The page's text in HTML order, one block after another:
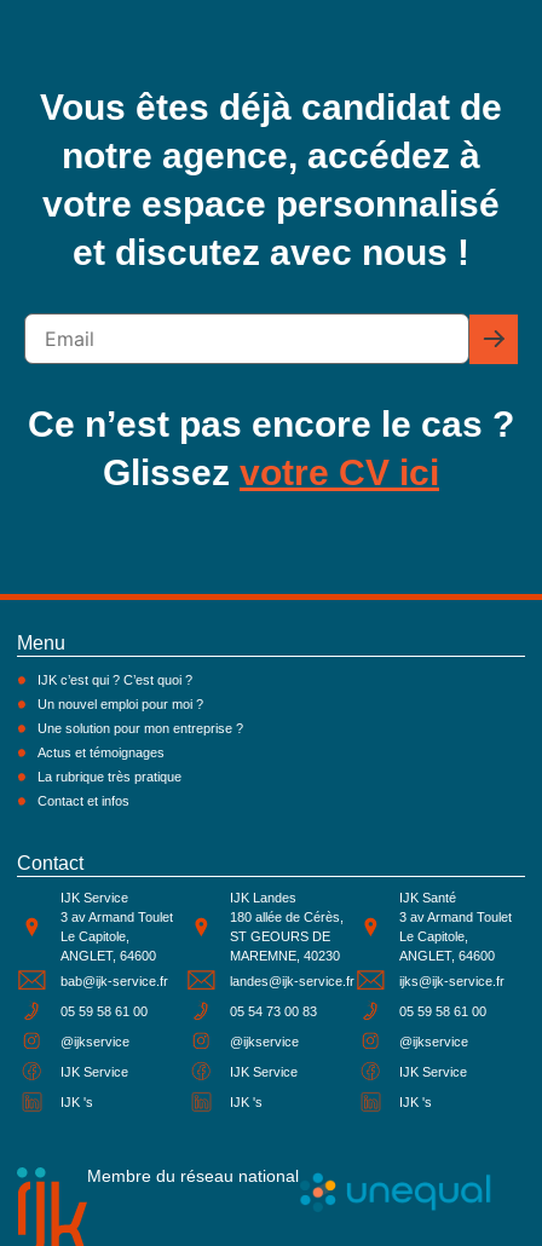
Vous êtes déjà candidat de
notre agence, accédez à
votre espace personnalisé
et discutez avec nous !
Ce n’est pas encore le cas ?
Glissez votre CV ici
Menu
IJK c’est qui ? C’est quoi ?
Un nouvel emploi pour moi ?
Une solution pour mon entreprise ?
Actus et témoignages
La rubrique très pratique
Contact et infos
Contact
IJK Service
3 av Armand Toulet
Le Capitole,
ANGLET, 64600
bab@ijk-service.fr
05 59 58 61 00
@ijkservice
IJK Service
IJK 's
IJK Landes
180 allée de Cérès,
ST GEOURS DE
MAREMNE, 40230
landes@ijk-service.fr
05 54 73 00 83
@ijkservice
IJK Service
IJK 's
IJK Santé
3 av Armand Toulet
Le Capitole,
ANGLET, 64600
ijks@ijk-service.fr
05 59 58 61 00
@ijkservice
IJK Service
IJK 's
Membre du réseau national